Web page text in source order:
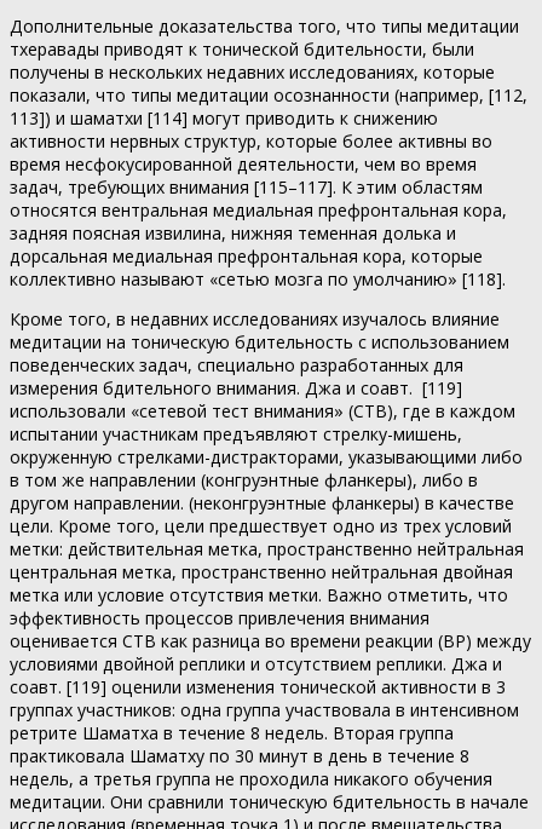
Дополнительные доказательства того, что типы медитации
тхеравады приводят к тонической бдительности, были
получены в нескольких недавних исследованиях, которые
показали, что типы медитации осознанности (например, [112,
113]) и шаматхи [114] могут приводить к снижению
активности нервных структур, которые более активны во
время несфокусированной деятельности, чем во время
задач, требующих внимания [115–117]. К этим областям
относятся вентральная медиальная префронтальная кора,
задняя поясная извилина, нижняя теменная долька и
дорсальная медиальная префронтальная кора, которые
коллективно называют «сетью мозга по умолчанию» [118].
Кроме того, в недавних исследованиях изучалось влияние
медитации на тоническую бдительность с использованием
поведенческих задач, специально разработанных для
измерения бдительного внимания. Джа и соавт. [119]
использовали «сетевой тест внимания» (СТВ), где в каждом
испытании участникам предъявляют стрелку-мишень,
окруженную стрелками-дистракторами, указывающими либо
в том же направлении (конгруэнтные фланкеры), либо в
другом направлении. (неконгруэнтные фланкеры) в качестве
цели. Кроме того, цели предшествует одно из трех условий
метки: действительная метка, пространственно нейтральная
центральная метка, пространственно нейтральная двойная
метка или условие отсутствия метки. Важно отметить, что
эффективность процессов привлечения внимания
оценивается СТВ как разница во времени реакции (ВР) между
условиями двойной реплики и отсутствием реплики. Джа и
соавт. [119] оценили изменения тонической активности в 3
группах участников: одна группа участвовала в интенсивном
ретрите Шаматха в течение 8 недель. Вторая группа
практиковала Шаматху по 30 минут в день в течение 8
недель, а третья группа не проходила никакого обучения
медитации. Они сравнили тоническую бдительность в начале